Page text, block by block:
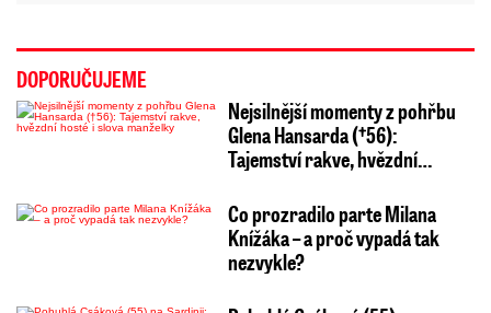
DOPORUČUJEME
Nejsilnější momenty z pohřbu
Glena Hansarda (†56):
Tajemství rakve, hvězdní…
Co prozradilo parte Milana
Knížáka – a proč vypadá tak
nezvykle?